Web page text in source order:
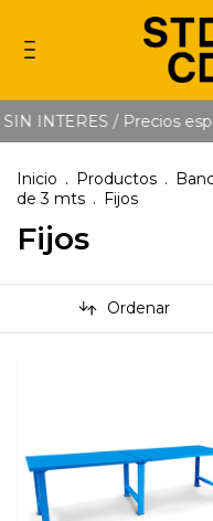
INTERES / Precios
Inicio . Productos .
de 3 mts . Fijos
Fijos
Ordenar